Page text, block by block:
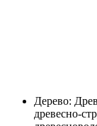
Дерево:
древесно-